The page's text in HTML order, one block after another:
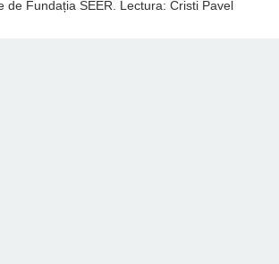
de Fundația SEER. Lectura: Cristi Pavel